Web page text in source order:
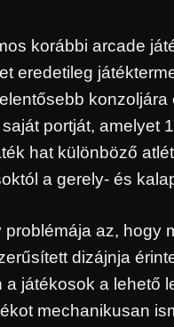
korábbi arcade
eredetileg
portját, amelyet
hat különböző
a gerely- és
problémája az,
dizájnja
játékosok a lehető
mechanikusan